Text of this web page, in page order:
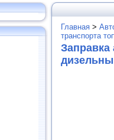
Главная >
транспорта
Заправка